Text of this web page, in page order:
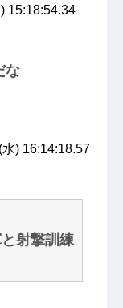
15:18:54.34
な
) 16:14:18.57
射撃訓練